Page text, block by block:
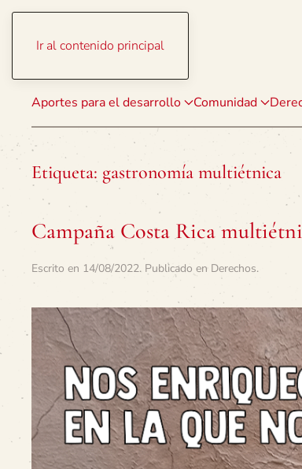
Ir al contenido principal
Aportes para el desarrollo Comunidad
Etiqueta: gastronomía multiétnica
Campaña Costa Rica
Escrito en 14/08/2022. Publicado en Derechos.